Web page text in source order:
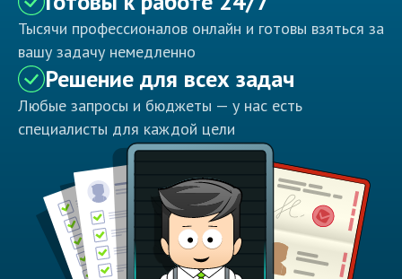
Тысячи профессионалов онлайн и готовы взяться за
вашу задачу немедленно
Решение для всех задач
Любые запросы и бюджеты — у нас есть
специалисты для каждой цели